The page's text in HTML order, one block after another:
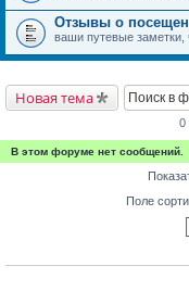
Отзывы о
ваши путевые заметки,
Новая тема
0
В этом форуме нет сообщений.
Поле